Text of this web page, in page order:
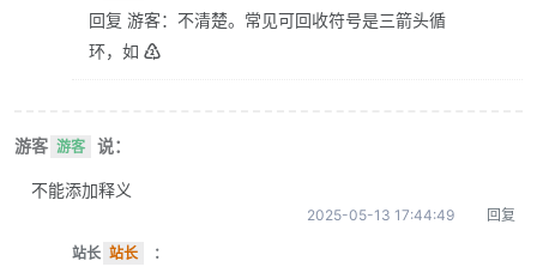
回复 游客：不清楚。常见可回收符号是三箭头循
环，如 ♴
游客 游客 说：
不能添加释义
2025-05-13 17:44:49 回复
站长 站长 ：